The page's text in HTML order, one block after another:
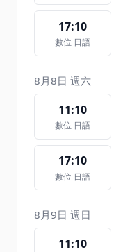
17:10
數位 日語
8月8日 週六
11:10
數位 日語
17:10
數位 日語
8月9日 週日
11:10